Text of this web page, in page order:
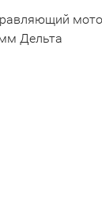
Дельта